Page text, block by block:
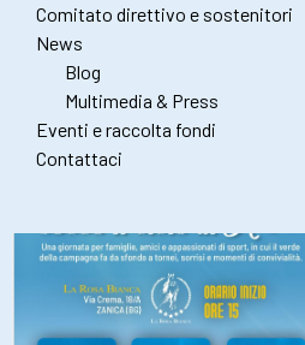
Comitato direttivo e sostenitori
News
Blog
Multimedia & Press
Eventi e raccolta fondi
Contattaci